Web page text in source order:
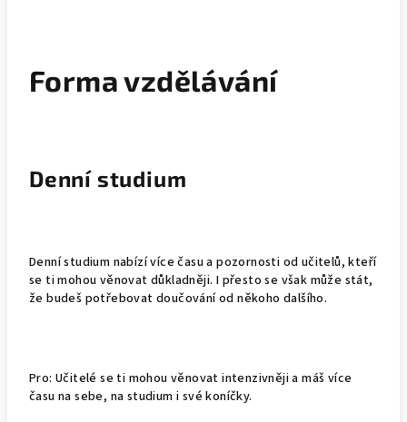
Forma vzdělávání
Denní studium
Denní studium nabízí více času a pozornosti od učitelů, kteří
se ti mohou věnovat důkladněji. I přesto se však může stát,
že budeš potřebovat doučování od někoho dalšího.
Pro: Učitelé se ti mohou věnovat intenzivněji a máš více
času na sebe, na studium i své koníčky.